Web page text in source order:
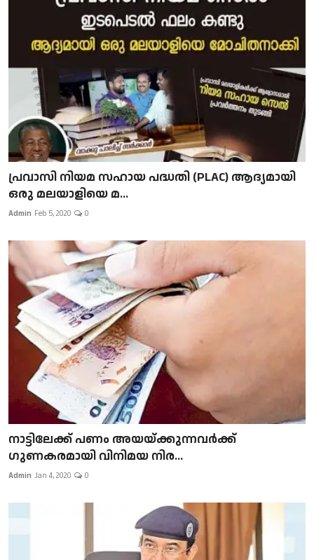
പ്രവാസി നിയമ സഹായ പദ്ധതി (PLAC) ആദ്യമായി
ഒരു മലയാളിയെ മ...
Admin Feb 5, 2020 0
നാട്ടിലേക്ക് പണം അയയ്ക്കുന്നവർക്ക്
ഗുണകരമായി വിനിമയ നിര...
Admin Jan 4, 2020 0